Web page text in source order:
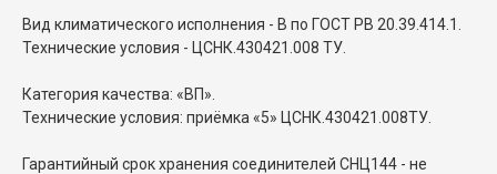
Вид климатического исполнения - В по ГОСТ РВ 20.39.414.1.
Технические условия - ЦСНК.430421.008 ТУ.
Категория качества: «ВП».
Технические условия: приёмка «5» ЦСНК.430421.008ТУ.
Гарантийный срок хранения соединителей СНЦ144 - не